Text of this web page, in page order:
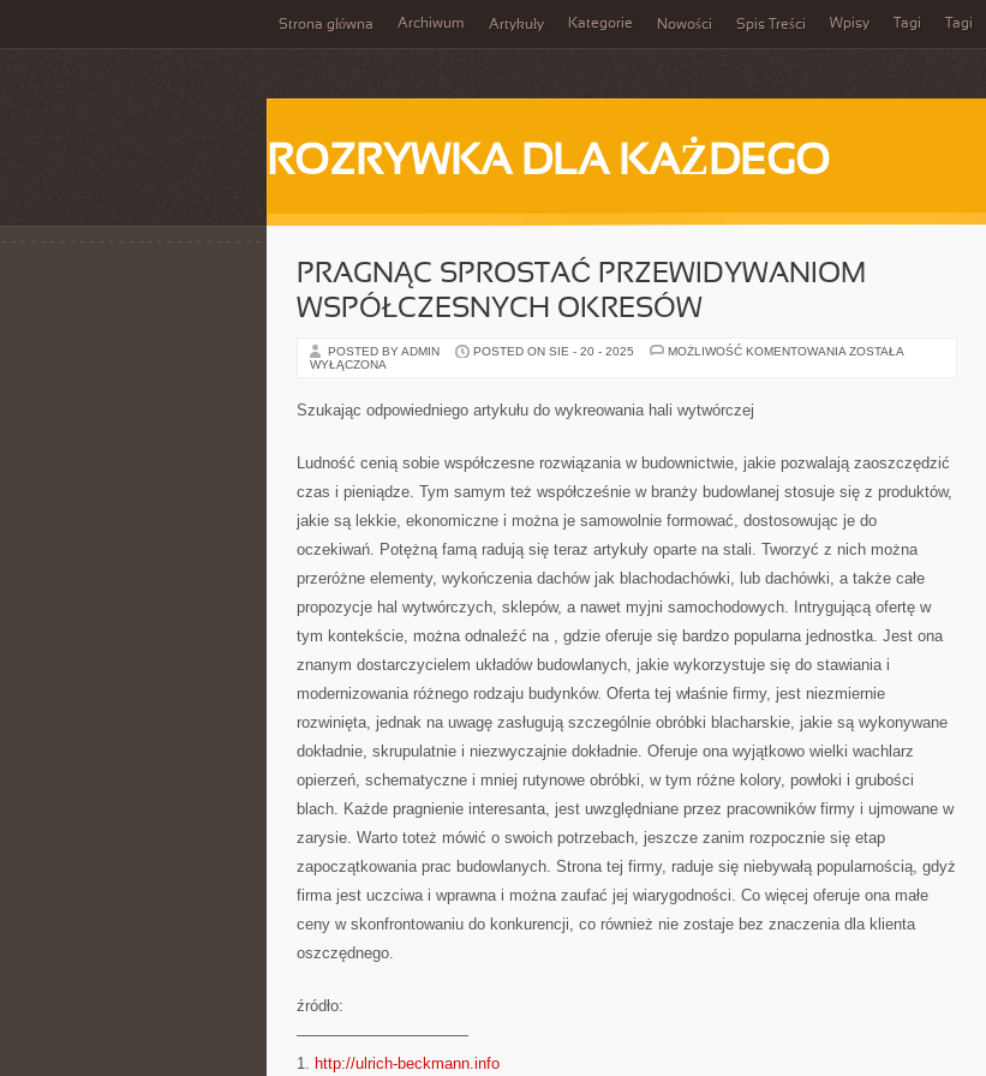
Strona główna Archiwum Artykuły Kategorie Nowości Spis Treści Wpisy Tagi Tagi
ROZRYWKA DLA KAŻDEGO
PRAGNĄC SPROSTAĆ PRZEWIDYWANIOM
WSPÓŁCZESNYCH OKRESÓW
POSTED BY ADMIN POSTED ON SIE - 20 - 2025 MOŻLIWOŚĆ KOMENTOWANIA PRAGNĄC
ZOSTAŁA
WYŁĄCZONA
Szukając odpowiedniego artykułu do wykreowania hali wytwórczej
Ludność cenią sobie współczesne rozwiązania w budownictwie, jakie pozwalają zaoszczędzić
czas i pieniądze. Tym samym też współcześnie w branży budowlanej stosuje się z produktów,
jakie są lekkie, ekonomiczne i można je samowolnie formować, dostosowując je do
oczekiwań. Potężną famą radują się teraz artykuły oparte na stali. Tworzyć z nich można
przeróżne elementy, wykończenia dachów jak blachodachówki, lub dachówki, a także całe
propozycje hal wytwórczych, sklepów, a nawet myjni samochodowych. Intrygującą ofertę w
tym kontekście, można odnaleźć na , gdzie oferuje się bardzo popularna jednostka. Jest ona
znanym dostarczycielem układów budowlanych, jakie wykorzystuje się do stawiania i
modernizowania różnego rodzaju budynków. Oferta tej właśnie firmy, jest niezmiernie
rozwinięta, jednak na uwagę zasługują szczególnie obróbki blacharskie, jakie są wykonywane
dokładnie, skrupulatnie i niezwyczajnie dokładnie. Oferuje ona wyjątkowo wielki wachlarz
opierzeń, schematyczne i mniej rutynowe obróbki, w tym różne kolory, powłoki i grubości
blach. Każde pragnienie interesanta, jest uwzględniane przez pracowników firmy i ujmowane w
zarysie. Warto toteż mówić o swoich potrzebach, jeszcze zanim rozpocznie się etap
zapoczątkowania prac budowlanych. Strona tej firmy, raduje się niebywałą popularnością, gdyż
firma jest uczciwa i wprawna i można zaufać jej wiarygodności. Co więcej oferuje ona małe
ceny w skonfrontowaniu do konkurencji, co również nie zostaje bez znaczenia dla klienta
oszczędnego.
źródło:
———————————
1. http://ulrich-beckmann.info